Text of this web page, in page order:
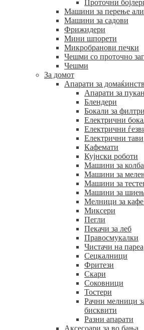
Проточни
Машини за перење
Машини за садови
Фрижидери
Мини шпорети
Микробранови печки
Чешми со проточно
Чешми
За домот
Апарати за
Апарати за
Блендери
Бокали за
Електрични
Електрични
Електрични тави
Кафемати
Кујнски роботи
Машини за
Машини за
Машини за
Машини за
Мелници за
Миксери
Пегли
Пекачи за леб
Правосмукалки
Чистачи на пареа
Сецкалници
Фритези
Скари
Соковници
Тостери
Рачни мелници
бисквити
Разни апарати
Аксесоари за во бања